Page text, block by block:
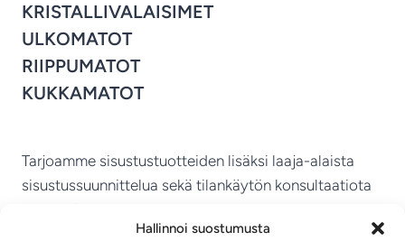
Hallinnoi suostumusta
KRISTALLIVALAISIMET
ULKOMATOT
RIIPPUMATOT
KUKKAMATOT
Tarjoamme sisustustuotteiden lisäksi laaja-alaista
sisustussuunnittelua sekä tilankäytön konsultaatiota